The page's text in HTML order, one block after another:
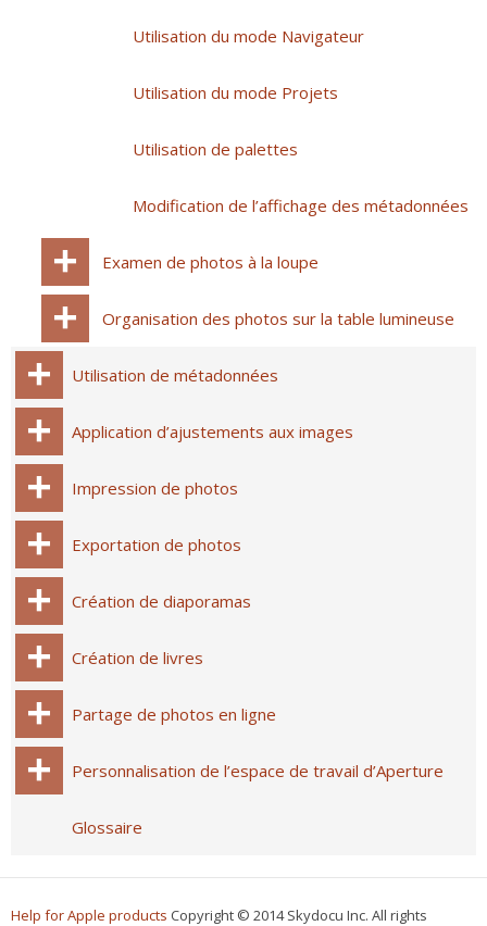
Utilisation du mode Navigateur
Utilisation du mode Projets
Utilisation de palettes
Modification de l’affichage des métadonnées
Examen de photos à la loupe
Organisation des photos sur la table lumineuse
Utilisation de métadonnées
Application d’ajustements aux images
Impression de photos
Exportation de photos
Création de diaporamas
Création de livres
Partage de photos en ligne
Personnalisation de l’espace de travail d’Aperture
Glossaire
Help for Apple products Copyright © 2014 Skydocu Inc. All rights